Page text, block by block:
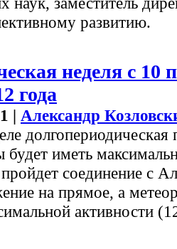
развитию.
неделя с 10
года
| Александр
долгопериодическая
будет иметь
соединение с
на прямое, а
активности